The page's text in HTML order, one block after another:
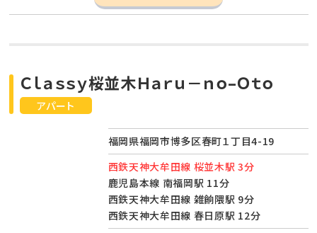
アパート
Ｃｌａｓｓｙ桜並木Ｈａｒｕ－ｎｏ–Ｏｔｏ
福岡県福岡市博多区春町１丁目4-19
西鉄天神大牟田線 桜並木駅 3分
鹿児島本線 南福岡駅 11分
西鉄天神大牟田線 雑餉隈駅 9分
西鉄天神大牟田線 春日原駅 12分